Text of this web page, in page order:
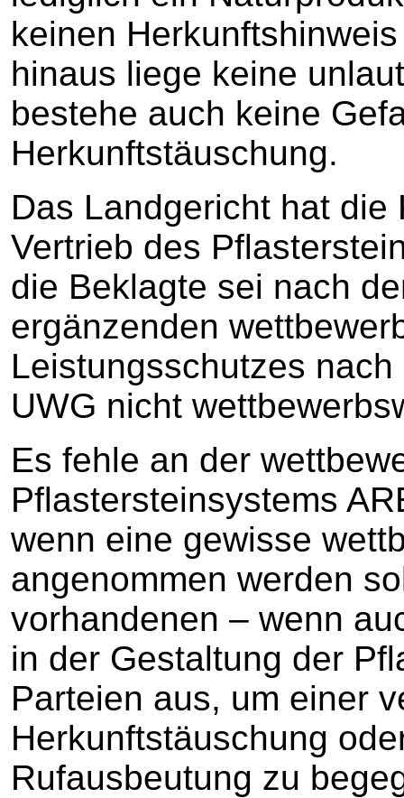
keinen
hinaus liege keine
bestehe auch keine
Herkunftstäuschung.
Das Landgericht hat
Vertrieb des
die Beklagte sei nach
ergänzenden
Leistungsschutzes
UWG nicht
Es fehle an der
Pflastersteinsystems
wenn eine gewisse
angenommen werden
vorhandenen – wenn
in der Gestaltung der
Parteien aus, um einer
Herkunftstäuschung
Rufausbeutung zu